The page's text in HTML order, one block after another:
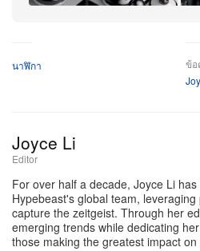
ตีความเป็น Gabrielle Chanel
อย่างแยบยลที่ฐานของหมากแต่
นอกเหนือจากกระดานหมากรุก
ได้ “COCO GAME Long
Gabrielle Chanel ในโทนพิกเซ
ขณะที่ “Premiere COCO
ลับสุดตระการตา ทั้งสองชิ้นจำกั
เพียงอย่างละ 5 เรือนทั่วโลก
นาฬิกา
ข้อ
Joyce Li
Editor
For over half a decade, Joyce Li
Hypebeast's global team,
capture the zeitgeist. Through her
emerging trends while dedicating
those making the greatest impact